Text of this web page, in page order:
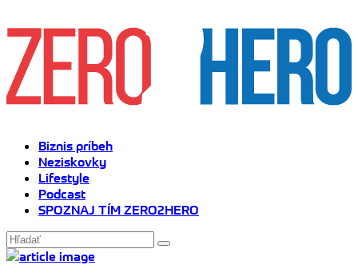
Biznis príbeh
Neziskovky
Lifestyle
Podcast
SPOZNAJ TÍM ZERO2HERO